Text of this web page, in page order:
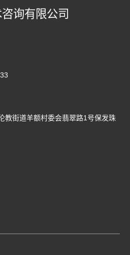
询有限公司
教街道羊额村委会翡翠路1号保发珠